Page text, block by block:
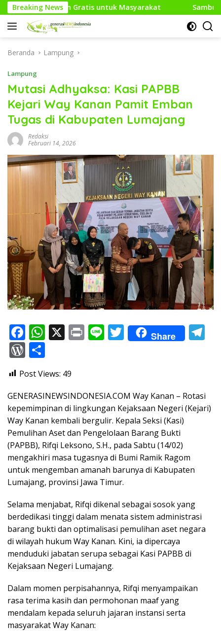
Langsung
ke
konten
Breaking News
untuk Masyarakat Sambut HUT RI Ke-81, Media
Beranda Lampung
Lampung
Mutasi Adhyaksa: Kasi PAPBB
Kejari Way Kanan Pamit Emban
Tugas di Kabupaten Lumajang
Redaksi
Februari 14, 2026
F
ac
e
b
o
o
k
W
h
s
A
p
p
X Pr
in
Li
n
T
w
Share
a
m
W
or
d
Pr
e
ss
ar
e
Post Views: 49
GENERASINEWSINDONESIA.COM Way Kanan – Rotasi
kepemimpinan di lingkungan Kejaksaan Negeri (Kejari)
Way Kanan kembali bergulir. Kepala Seksi (Kasi)
Pemulihan Aset dan Pengelolaan Barang Bukti
(PAPBB), Rifqi Leksono, S.H., pada Sabtu (14/02)
mengakhiri masa tugasnya di Bumi Ramik Ragom
untuk mengemban amanah barunya di Kabupaten
Lumajang, provinsi Jawa Timur.
Selama menjabat, Rifqi dikenal sebagai sosok yang
berdedikasi tinggi dalam menata sistem administrasi
barang bukti dan optimalisasi pemulihan aset negara
di wilayah hukum Way Kanan. Kini, ia dipercaya
menduduki jabatan serupa sebagai Kasi PAPBB di
Kejaksaan Negeri Lumajang.
Dalam momen perpisahannya, Rifqi menyampaikan
rasa terima kasih dan permohonan maaf yang
mendalam kepada seluruh jajaran instansi serta
masyarakat Way Kanan: